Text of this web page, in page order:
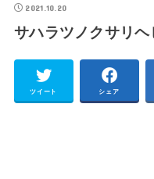
2021.10.20
サハラツノクサリヘ
ツイート シェア